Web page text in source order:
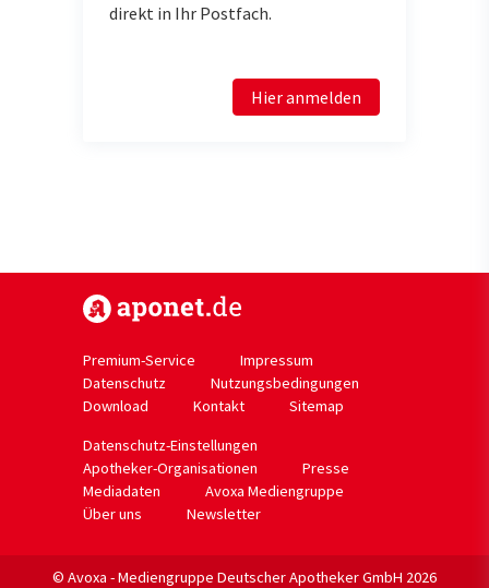
direkt in Ihr Postfach.
Hier anmelden
Premium-Service
Impressum
Datenschutz
Nutzungsbedingungen
Download
Kontakt
Sitemap
Datenschutz-Einstellungen
Apotheker-Organisationen
Presse
Mediadaten
Avoxa Mediengruppe
Über uns
Newsletter
© Avoxa - Mediengruppe Deutscher Apotheker GmbH 2026